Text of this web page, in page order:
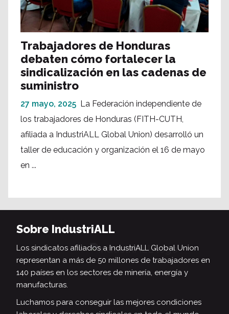
Trabajadores de Honduras
debaten cómo fortalecer la
sindicalización en las cadenas de
suministro
27 mayo, 2025 La Federación independiente de
los trabajadores de Honduras (FITH-CUTH,
afiliada a IndustriALL Global Union) desarrolló un
taller de educación y organización el 16 de mayo
en ...
Sobre IndustriALL
Los sindicatos afiliados a IndustriALL Global Union
representan a más de 50 millones de trabajadores en
140 países en los sectores de minería, energía y
manufacturas.
Luchamos para conseguir las mejores condiciones